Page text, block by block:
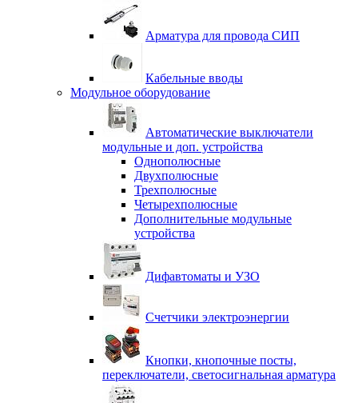
Арматура для провода СИП
Кабельные вводы
Модульное оборудование
Автоматические выключатели
модульные и доп. устройства
Однополюсные
Двухполюсные
Трехполюсные
Четырехполюсные
Дополнительные модульные
устройства
Дифавтоматы и УЗО
Счетчики электроэнергии
Кнопки, кнопочные посты,
переключатели, светосигнальная арматура